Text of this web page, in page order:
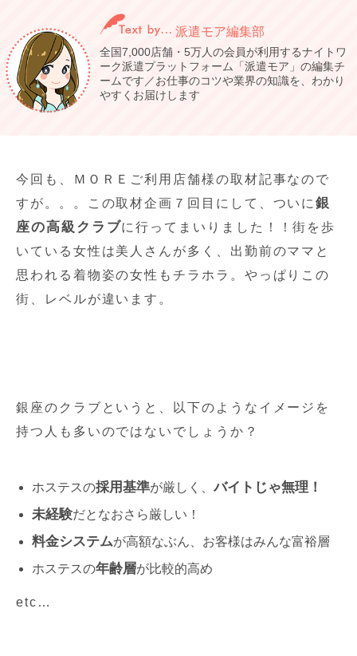
派遣モア編集部
全国7,000店舗・5万人の会員が利用するナイトワ
ーク派遣プラットフォーム「派遣モア」の編集チ
ームです／お仕事のコツや業界の知識を、わかり
やすくお届けします
今回も、ＭＯＲＥご利用店舗様の取材記事なので
すが。。。この取材企画７回目にして、ついに銀
座の高級クラブに行ってまいりました！！街を歩
いている女性は美人さんが多く、出勤前のママと
思われる着物姿の女性もチラホラ。やっぱりこの
街、レベルが違います。
銀座のクラブというと、以下のようなイメージを
持つ人も多いのではないでしょうか？
ホステスの採用基準が厳しく、バイトじゃ無理！
未経験だとなおさら厳しい！
料金システムが高額なぶん、お客様はみんな富裕層
ホステスの年齢層が比較的高め
etc…